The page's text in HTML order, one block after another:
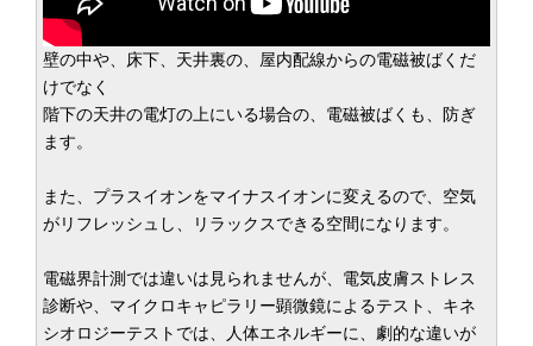
壁の中や、床下、天井裏の、屋内配線からの電磁被ばくだ
けでなく
階下の天井の電灯の上にいる場合の、電磁被ばくも、防ぎ
ます。
また、プラスイオンをマイナスイオンに変えるので、空気
がリフレッシュし、リラックスできる空間になります。
電磁界計測では違いは見られませんが、電気皮膚ストレス
診断や、マイクロキャピラリー顕微鏡によるテスト、キネ
シオロジーテストでは、人体エネルギーに、劇的な違いが